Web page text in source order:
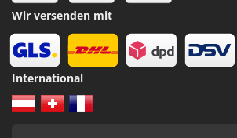
Wir versenden mit
International